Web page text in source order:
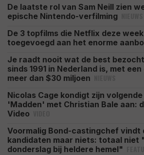
De laatste rol van Sam Neill zien
epische Nintendo-verfilming
De 3 topfilms die Netflix deze
toegevoegd aan het enorme
Je raadt nooit wat de best
sinds 1991 in Nederland is, met
meer dan $30 miljoen
Nicolas Cage kondigt zijn
'Madden' met Christian Bale aan:
Video
Voormalig Bond-castingchef vindt
kandidaten maar niets: totaal niet
donderslag bij heldere hemel"